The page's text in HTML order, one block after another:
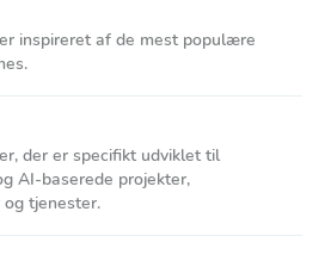
inspireret af de mest populære
der er specifikt udviklet til
AI-baserede projekter,
tjenester.